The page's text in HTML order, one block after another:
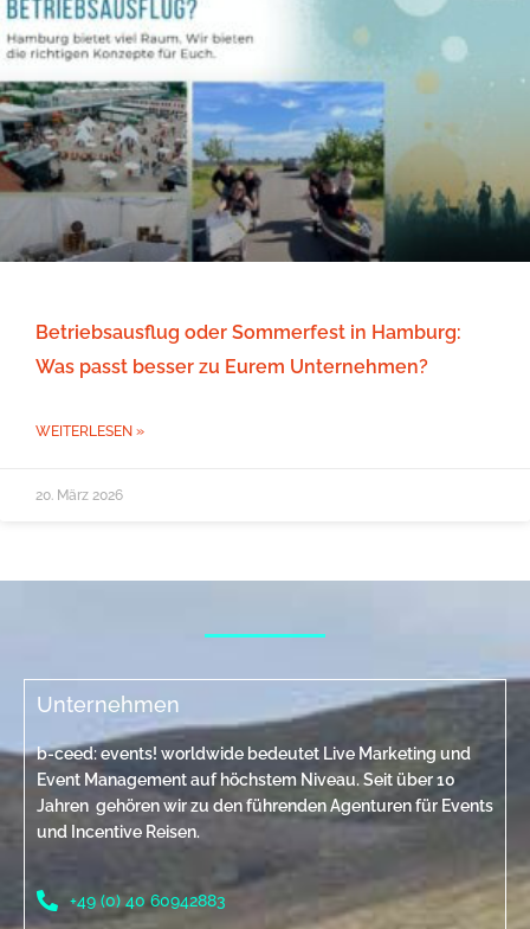
Betriebsausflug oder Sommerfest in Hamburg:
Was passt besser zu Eurem Unternehmen?
WEITERLESEN »
20. März 2026
Unternehmen
b-ceed: events! worldwide bedeutet Live Marketing und
Event Management auf höchstem Niveau. Seit über 10
Jahren gehören wir zu den führenden Agenturen für Events
und Incentive Reisen.
+49 (0) 40 60942883